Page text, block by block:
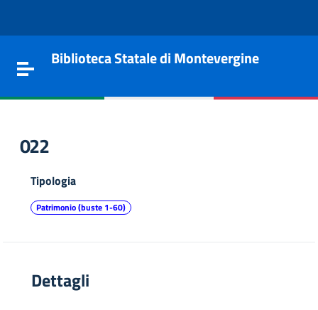
Toggle navigation
Biblioteca Statale di Montevergine
022
Tipologia
Patrimonio (buste 1-60)
Dettagli